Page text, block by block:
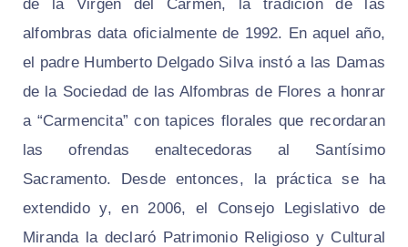
de la Virgen del Carmen, la tradición de las
alfombras data oficialmente de 1992. En aquel año,
el padre Humberto Delgado Silva instó a las Damas
de la Sociedad de las Alfombras de Flores a honrar
a “Carmencita” con tapices florales que recordaran
las ofrendas enaltecedoras al Santísimo
Sacramento. Desde entonces, la práctica se ha
extendido y, en 2006, el Consejo Legislativo de
Miranda la declaró Patrimonio Religioso y Cultural